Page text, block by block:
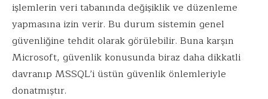
işlemlerin veri tabanında değişiklik ve düzenleme
yapmasına izin verir. Bu durum sistemin genel
güvenliğine tehdit olarak görülebilir. Buna karşın
Microsoft, güvenlik konusunda biraz daha dikkatli
davranıp MSSQL’i üstün güvenlik önlemleriyle
donatmıştır.